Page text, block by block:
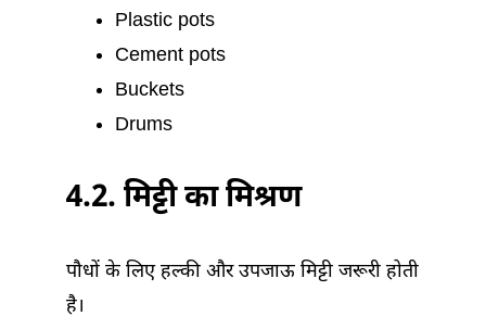
Plastic pots
Cement pots
Buckets
Drums
4.2. मिट्टी का मिश्रण
पौधों के लिए हल्की और उपजाऊ मिट्टी जरूरी होती
है।